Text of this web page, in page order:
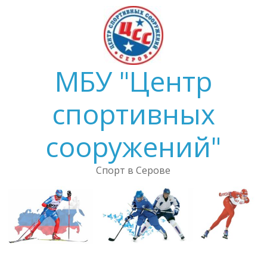
МБУ "Центр
спортивных
сооружений"
Спорт в Серове